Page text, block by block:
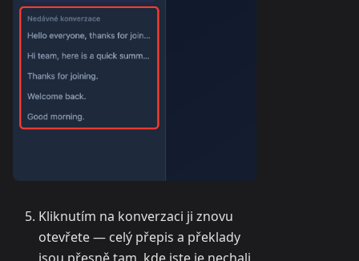
Kliknutím na konverzaci ji znovu
otevřete — celý přepis a překlady